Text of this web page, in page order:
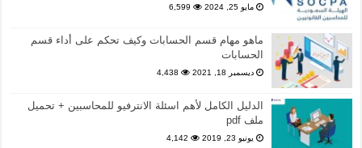
مايو 25, 2024 6,599
ماهو مهام قسم الحسابات وكيف تحكم على أداء قسم
الحسابات
ديسمبر 18, 2021 4,438
الدليل الكامل لأهم اسئلة الانترفيو للمحاسبين + تحميل
ملف pdf
يونيو 23, 2019 4,142